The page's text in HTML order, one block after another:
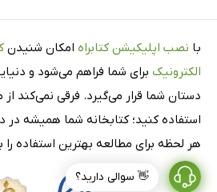
👋 سوالی دارید؟
با نصب اپلیکیشن کتابراه امکان شنیدن
الکترونیک برای شما فراهم می‌شود و
دستان شما قرار می‌گیرد. فرقی نمی‌کند از
استفاده کنید؛ کتابخانه شما همیشه در
هر لحظه برای مطالعه بهترین استفاده را